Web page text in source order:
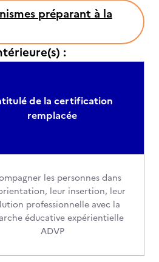
préparant à la
:
de la certification
remplacée
les personnes dans
leur insertion, leur
professionnelle avec la
éducative expérientielle
ADVP